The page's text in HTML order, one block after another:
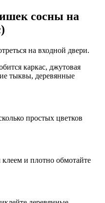
сосны на
на входной двери.
каркас, джутовая
тыквы, деревянные
простых цветков
и плотно обмотайте